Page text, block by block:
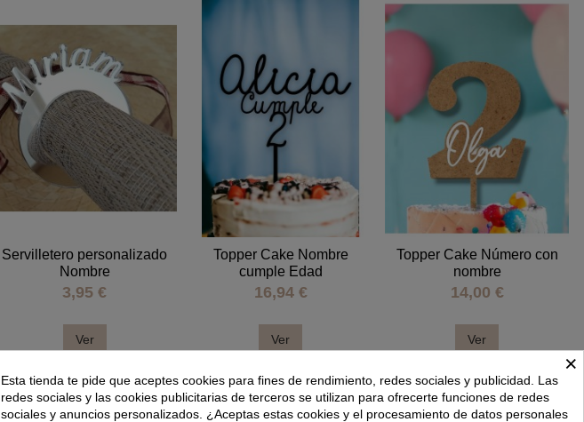
Servilletero personalizado
Nombre
3,95 €
Ver
Topper Cake Nombre
cumple Edad
16,94 €
Ver
Topper Cake Número con
nombre
14,00 €
Ver
×
Esta tienda te pide que aceptes cookies para fines de rendimiento, redes sociales y publicidad. Las
redes sociales y las cookies publicitarias de terceros se utilizan para ofrecerte funciones de redes
sociales y anuncios personalizados. ¿Aceptas estas cookies y el procesamiento de datos personales